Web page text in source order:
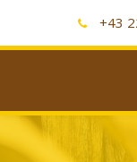
+43